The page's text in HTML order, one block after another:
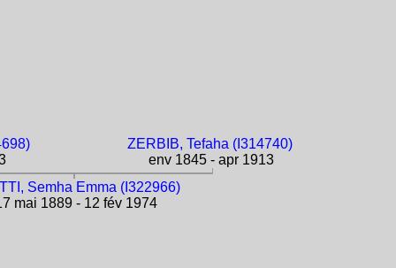
ZERBIB, Tefaha (I314740)
env 1845 - apr 1913
Semha Emma (I322966)
mai 1889 - 12 fév 1974